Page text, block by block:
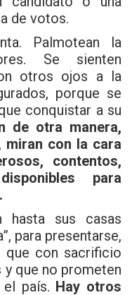
de votos.
Palmotean la
Se sienten
otros ojos a la
porque se
conquistar a su
de otra manera,
miran con la cara
contentos,
para
hasta sus casas
para presentarse,
que con sacrificio
que no prometen
país. Hay otros